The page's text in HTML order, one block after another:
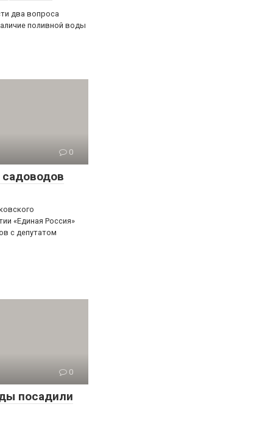
два вопроса
поливной воды
0
«Единая Россия»
с депутатом
0
посадили